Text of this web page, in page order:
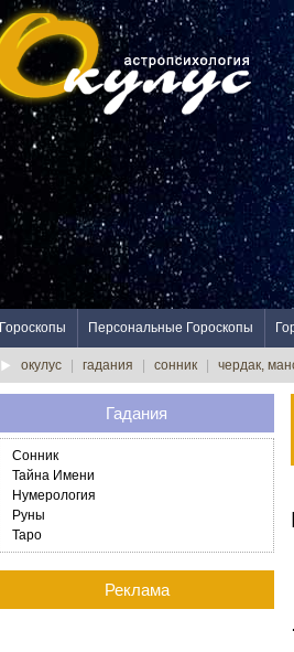
Гороскопы Персональные Гороскопы
окулус гадания сонник чердак,
Гадания
Сонник
Тайна Имени
Нумерология
Руны
Таро
Реклама